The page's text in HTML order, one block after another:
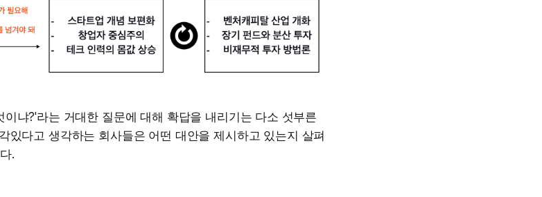
냐?'라는 거대한 질문에 대해 확답을 내리기는 다소 섯부른
있다고 생각하는 회사들은 어떤 대안을 제시하고 있는지 살펴
.